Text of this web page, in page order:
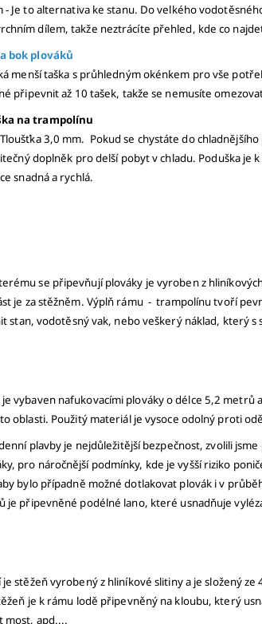
- Je to alternativa ke stanu. Do velkého
dílem, takže neztrácíte přehled, kde co
bok plováků
menší taška s průhledným okénkem pro vše
připevnit až 10 tašek, takže se nemusíte
na trampolínu
3,0 mm. Pokud se chystáte do
doplněk pro delší pobyt v chladu. Poduška je
snadná a rychlá.
se připevňují plováky je vyroben z
je za stěžněm. Výplň rámu - trampolínu tvoří
stan, vodotěsný vak, nebo veškerý náklad, který
vybaven nafukovacími plováky o délce 5,2
oblasti. Použitý materiál je vysoce odolný proti
plavby je nejdůležitější bezpečnost, zvolili
pro náročnější podmínky, kde je vyšší riziko
bylo případně možné dotlakovat plovák i v
je připevněné podélné lano, které usnadňuje
stěžeň vyrobený z hliníkové slitiny a je složený
je k rámu lodě připevněný na kloubu, který
most, apd....